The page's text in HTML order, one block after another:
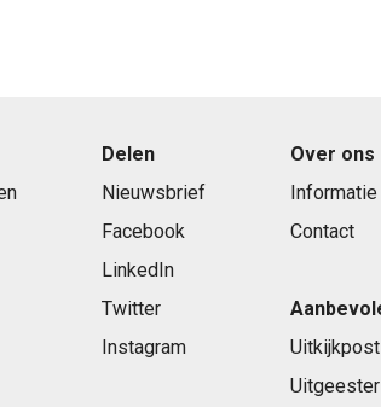
Delen
Nieuwsbrief
Facebook
LinkedIn
Twitter
Instagram
Over ons
Informatie
Contact
Uitkijkpost
Uitgeester